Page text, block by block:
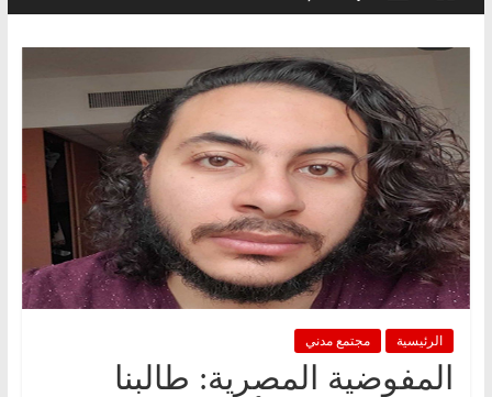
الرئيسية مجتمع مدني
المفوضية المصرية: طالبنا